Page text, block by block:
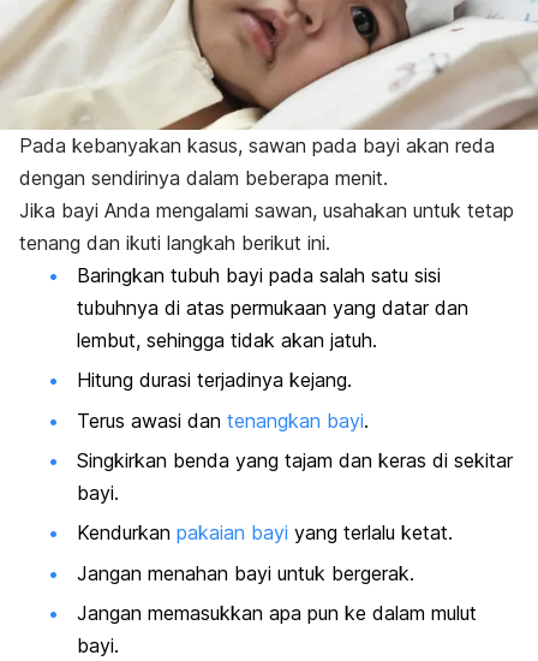
Pada kebanyakan kasus, sawan pada bayi akan reda
dengan sendirinya dalam beberapa menit.
Jika bayi Anda mengalami sawan, usahakan untuk tetap
tenang dan ikuti langkah berikut ini.
Baringkan tubuh bayi pada salah satu sisi
tubuhnya di atas permukaan yang datar dan
lembut, sehingga tidak akan jatuh.
Hitung durasi terjadinya kejang.
Terus awasi dan tenangkan bayi.
Singkirkan benda yang tajam dan keras di sekitar
bayi.
Kendurkan pakaian bayi yang terlalu ketat.
Jangan menahan bayi untuk bergerak.
Jangan memasukkan apa pun ke dalam mulut
bayi.